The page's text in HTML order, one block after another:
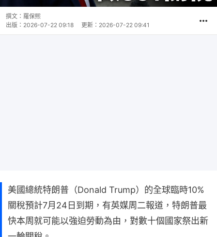
撰文： 羅保熙
出版： 2026-07-22 09:18 更新： 2026-07-22 09:41
美國總統特朗普（Donald Trump）的全球臨時10%
關稅預計7月24日到期，有英媒周二報道，特朗普最
快本周就可能以強迫勞動為由，對數十個國家祭出新